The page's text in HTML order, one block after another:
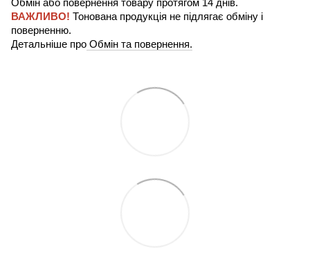
Обмін або повернення товару протягом 14 днів.
ВАЖЛИВО! Тонована продукція не підлягає обміну і
поверненню.
Детальніше про Обмін та повернення.